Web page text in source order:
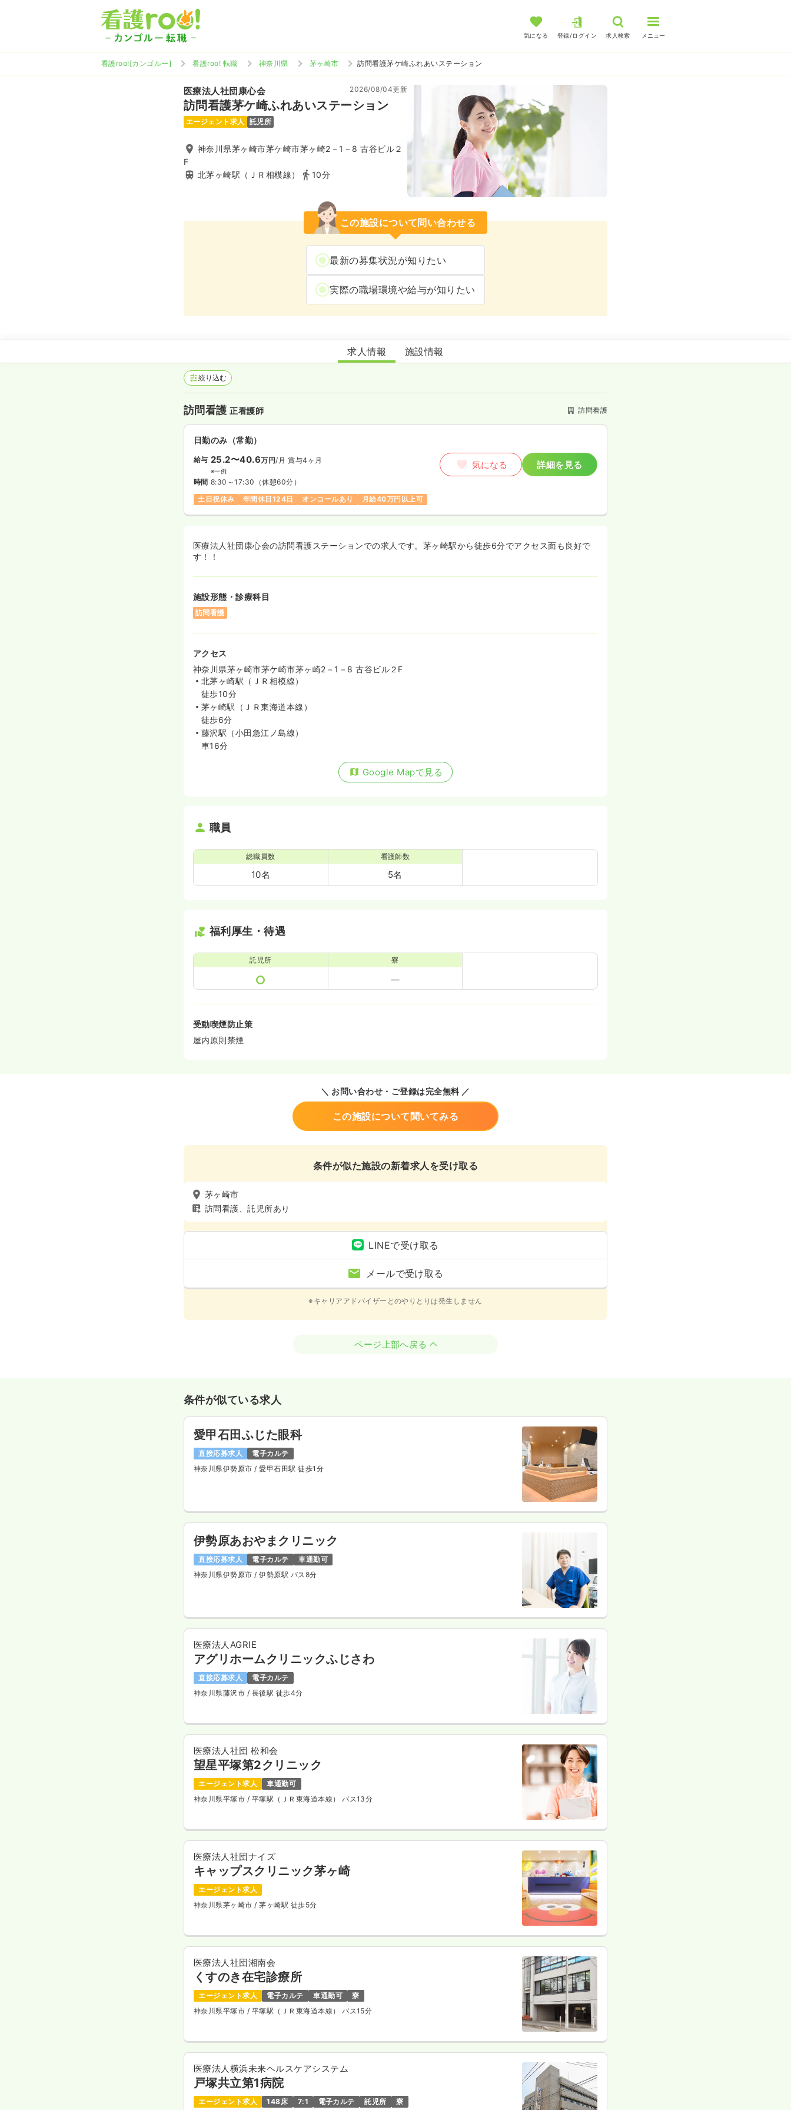
気になる 登録/ログイン 求人検索 メニュー
看護roo![カンゴルー] 看護roo! 転職 神奈川県 茅ヶ崎市 訪問看護茅ケ崎ふれあいステーション
医療法人社団康心会
訪問看護茅ケ崎ふれあいステーション
2026/08/04更新
エージェント求人 託児所
神奈川県茅ヶ崎市茅ケ崎市茅ヶ崎2－1－8 古谷ビル２
F
北茅ヶ崎駅（ＪＲ相模線）
10分
この施設について問い合わせる
最新の募集状況が知りたい
実際の職場環境や給与が知りたい
訪問看護茅ケ崎ふれあいステーション
求人情報 施設情報
絞り込む
訪問看護正看護師 訪問看護
日勤のみ（常勤）
給与 25.2〜40.6万円/月 賞与4ヶ月
※一例
時間 8:30～17:30 （休憩60分）
土日祝休み
年間休日124日 オンコールあり 月給40万円以上可
気になる 詳細を見る
医療法人社団康心会の訪問看護ステーションでの求人です。茅ヶ崎駅から徒歩6分でアクセス面も良好で
す！！
施設形態・診療科目
訪問看護
アクセス
神奈川県茅ヶ崎市茅ケ崎市茅ヶ崎2－1－8 古谷ビル２F
北茅ヶ崎駅（ＪＲ相模線）
徒歩10分
茅ヶ崎駅（ＪＲ東海道本線）
徒歩6分
藤沢駅（小田急江ノ島線）
車16分
Google Mapで見る
職員
総職員数
10名
看護師数
5名
福利厚生・待遇
託児所 寮
受動喫煙防止策
屋内原則禁煙
＼ お問い合わせ・ご登録は完全無料 ／
この施設について聞いてみる
条件が似た施設の新着求人を受け取る
茅ヶ崎市
訪問看護、託児所あり
LINEで受け取る
メールで受け取る
※キャリアアドバイザーとのやりとりは発生しません
ページ上部へ戻る
条件が似ている求人
愛甲石田ふじた眼科
直接応募求人
電子カルテ
神奈川県伊勢原市/ 愛甲石田駅 徒歩1分
伊勢原あおやまクリニック
直接応募求人 電子カルテ
車通勤可
神奈川県伊勢原市/ 伊勢原駅 バス8分
医療法人AGRIE
アグリホームクリニックふじさわ
直接応募求人
電子カルテ
神奈川県藤沢市 / 長後駅 徒歩4分
医療法人社団 松和会
望星平塚第2クリニック
エージェント求人
車通勤可
神奈川県平塚市 / 平塚駅（ＪＲ東海道本線） バス13分
医療法人社団ナイズ
キャップスクリニック茅ヶ崎
エージェント求人
神奈川県茅ヶ崎市/ 茅ヶ崎駅 徒歩5分
医療法人社団湘南会
くすのき在宅診療所
エージェント求人 電子カルテ 車通勤可
寮
神奈川県平塚市 / 平塚駅（ＪＲ東海道本線） バス15分
医療法人横浜未来ヘルスケアシステム
戸塚共立第1病院
エージェント求人 148床 7:1 電子カルテ 託児所 寮